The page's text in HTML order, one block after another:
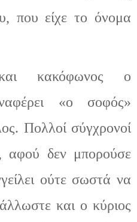
που είχε το όνομα
κακόφωνος ο
«ο σοφός»
Πολλοί σύγχρονοί
αφού δεν μπορούσε
ούτε σωστά να
και ο κύριος